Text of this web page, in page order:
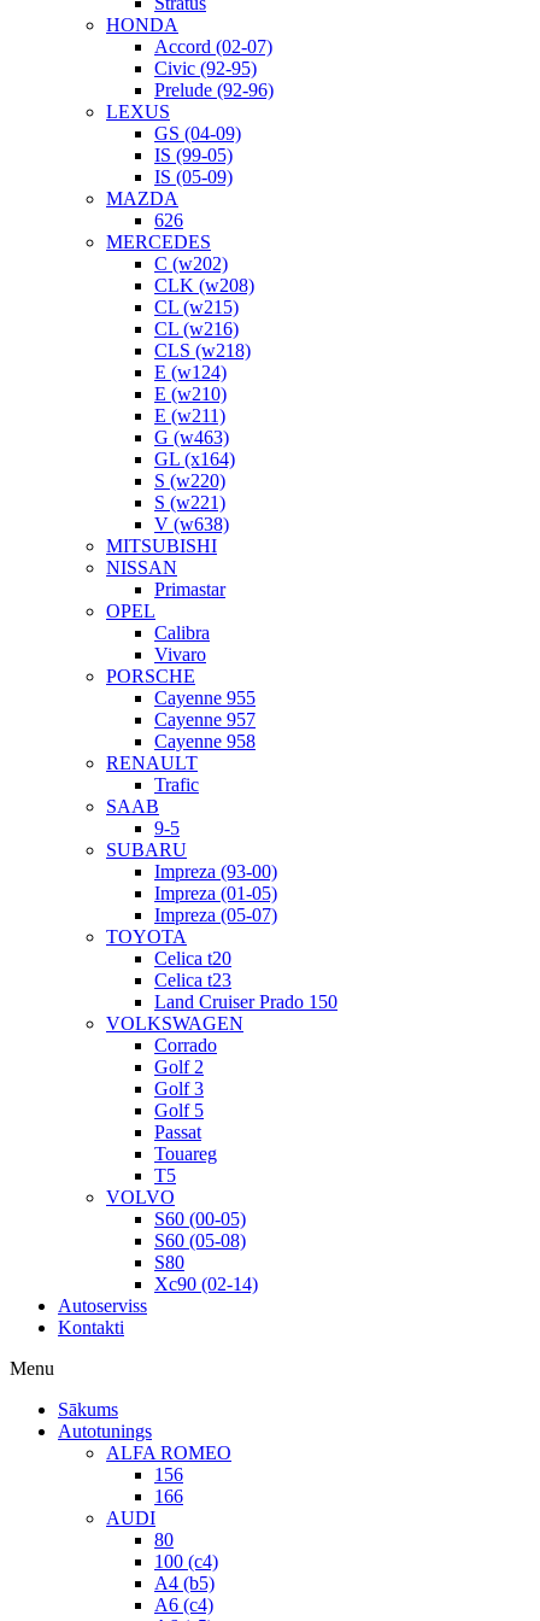
HONDA
Accord (02-07)
Civic (92-95)
Prelude (92-96)
LEXUS
GS (04-09)
IS (99-05)
IS (05-09)
MAZDA
626
MERCEDES
C (w202)
CLK (w208)
CL (w215)
CL (w216)
CLS (w218)
E (w124)
E (w210)
E (w211)
G (w463)
GL (x164)
S (w220)
S (w221)
V (w638)
MITSUBISHI
NISSAN
Primastar
OPEL
Calibra
Vivaro
PORSCHE
Cayenne 955
Cayenne 957
Cayenne 958
RENAULT
Trafic
SAAB
9-5
SUBARU
Impreza (93-00)
Impreza (01-05)
Impreza (05-07)
TOYOTA
Celica t20
Celica t23
Land Cruiser Prado 150
VOLKSWAGEN
Corrado
Golf 2
Golf 3
Golf 5
Passat
Touareg
T5
VOLVO
S60 (00-05)
S60 (05-08)
S80
Xc90 (02-14)
Autoserviss
Kontakti
Menu
Sākums
Autotunings
ALFA ROMEO
156
166
AUDI
80
100 (c4)
A4 (b5)
A6 (c4)